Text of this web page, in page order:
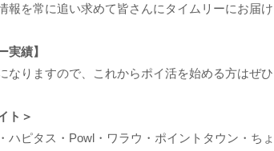
報を常に追い求めて皆さんにタイムリーにお届け
実績】
なりますので、これからポイ活を始める方はぜひ
ト＞
ハピタス・Powl・ワラウ・ポイントタウン・ちょ